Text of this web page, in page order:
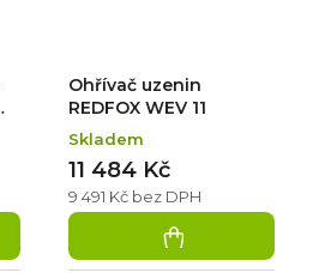
Ohřívač uzenin
REDFOX WEV 11
Skladem
9 491 Kč bez DPH
11 484 Kč